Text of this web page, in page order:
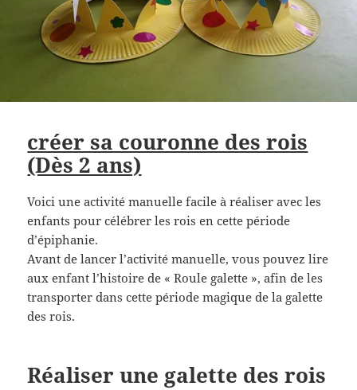
créer sa couronne des rois
(Dès 2 ans)
Voici une activité manuelle facile à réaliser avec les
enfants pour célébrer les rois en cette période
d’épiphanie.
Avant de lancer l’activité manuelle, vous pouvez lire
aux enfant l’histoire de « Roule galette », afin de les
transporter dans cette période magique de la galette
des rois.
Réaliser une galette des rois